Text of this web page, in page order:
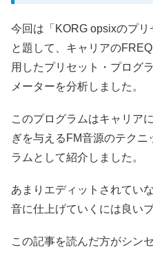
今回は「KORG opsixのプリ
と題して、キャリアの
用したプリセット・プログ
メーターを分析しました。
このプログラムはキャリア
ぎを与えるFM音源のテク
ラムとして紹介しました。
あまりエディットされてい
音に仕上げていくには良い
この記事を読んだ方がシン